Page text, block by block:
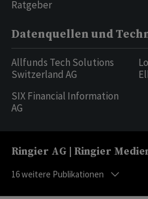
Ratgeber
Datenquellen und
Allfunds Tech Solutions
Switzerland AG
SIX Financial Information
AG
Ringier AG | Ringier
16weitere Publikationen